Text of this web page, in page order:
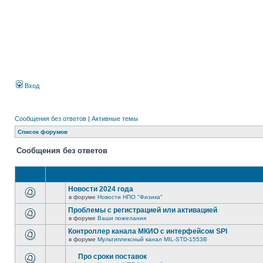
Вход
Сообщения без ответов | Активные темы
Список форумов
Сообщения без ответов
Новости 2024 года
в форуме Новости НПО "Физика"
Проблемы с регистрацией или активацией
в форуме Ваши пожелания
Контроллер канала МКИО с интерфейсом SPI
в форуме Мультиплексный канал MIL-STD-1553B
Про сроки поставок